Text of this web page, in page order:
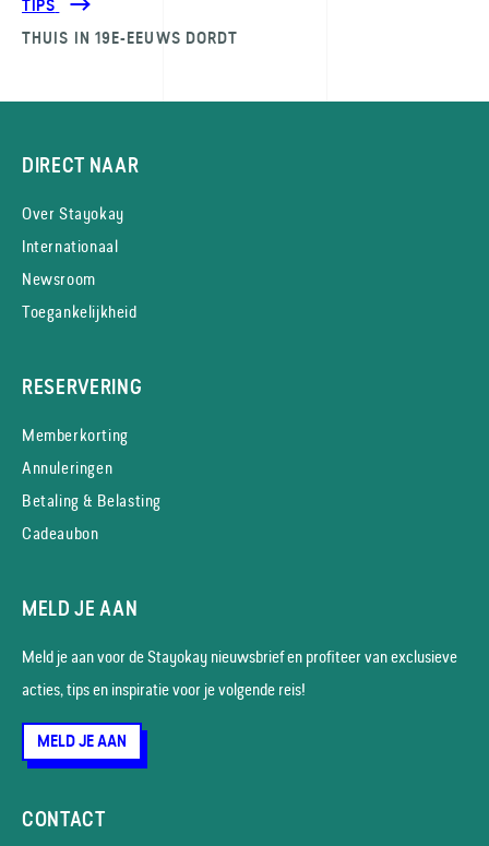
TIPS
THUIS IN 19E-EEUWS DORDT
DIRECT NAAR
Over Stayokay
Internationaal
Newsroom
Toegankelijkheid
RESERVERING
Memberkorting
Annuleringen
Betaling & Belasting
Cadeaubon
MELD JE AAN
Meld je aan voor de Stayokay nieuws­brief en profiteer van exclusieve
acties, tips en inspiratie voor je volgende reis!
MELD JE AAN
CONTACT